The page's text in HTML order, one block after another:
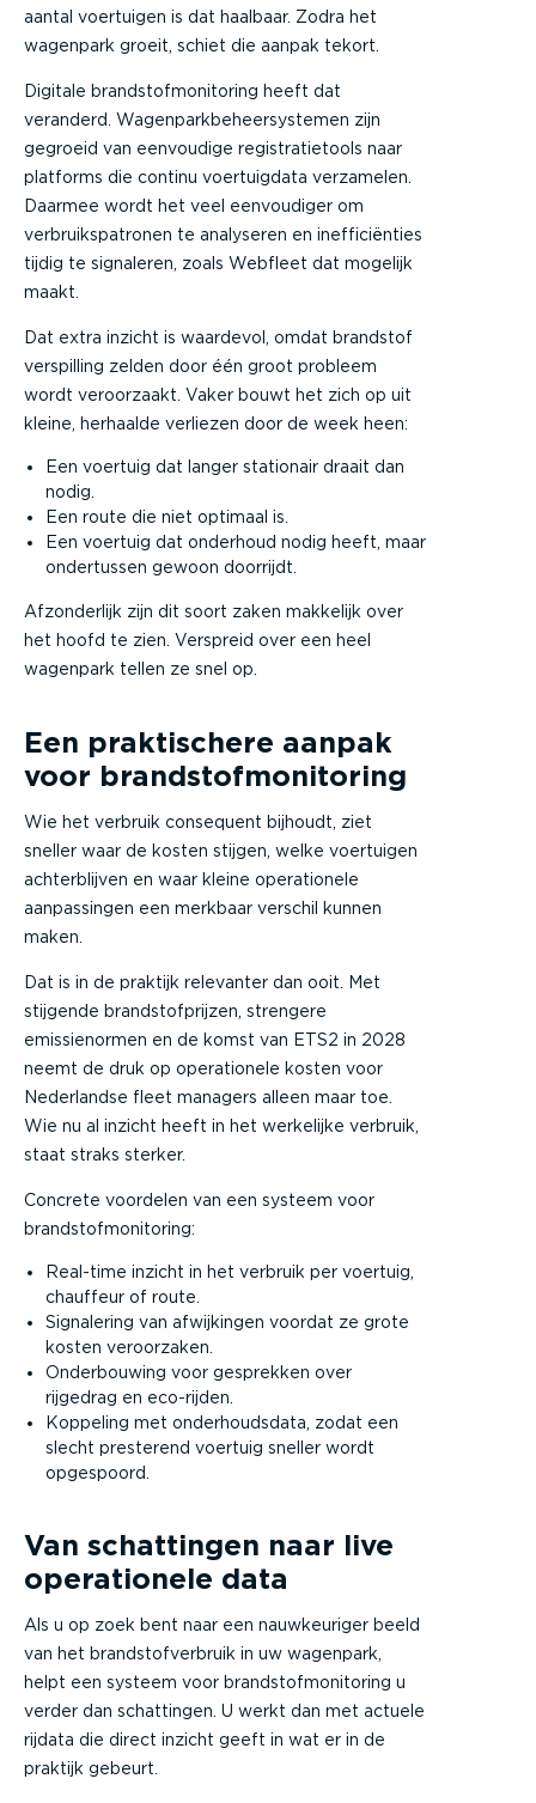
aantal voertuigen is dat haalbaar. Zodra het
wagenpark groeit, schiet die aanpak tekort.
Digitale brandstofmonitoring heeft dat
veranderd. Wagenparkbeheersystemen zijn
gegroeid van eenvoudige registratietools naar
platforms die continu voertuigdata verzamelen.
Daarmee wordt het veel eenvoudiger om
verbruikspatronen te analyseren en inefficiënties
tijdig te signaleren, zoals Webfleet dat mogelijk
maakt.
Dat extra inzicht is waardevol, omdat brandstof
verspilling zelden door één groot probleem
wordt veroorzaakt. Vaker bouwt het zich op uit
kleine, herhaalde verliezen door de week heen:
Een voertuig dat langer stationair draait dan
nodig.
Een route die niet optimaal is.
Een voertuig dat onderhoud nodig heeft, maar
ondertussen gewoon doorrijdt.
Afzonderlijk zijn dit soort zaken makkelijk over
het hoofd te zien. Verspreid over een heel
wagenpark tellen ze snel op.
Een praktischere aanpak
voor brandstofmonitoring
Wie het verbruik consequent bijhoudt, ziet
sneller waar de kosten stijgen, welke voertuigen
achterblijven en waar kleine operationele
aanpassingen een merkbaar verschil kunnen
maken.
Dat is in de praktijk relevanter dan ooit. Met
stijgende brandstofprijzen, strengere
emissienormen en de komst van ETS2 in 2028
neemt de druk op operationele kosten voor
Nederlandse fleet managers alleen maar toe.
Wie nu al inzicht heeft in het werkelijke verbruik,
staat straks sterker.
Concrete voordelen van een systeem voor
brandstofmonitoring:
Real-time inzicht in het verbruik per voertuig,
chauffeur of route.
Signalering van afwijkingen voordat ze grote
kosten veroorzaken.
Onderbouwing voor gesprekken over
rijgedrag en eco-rijden.
Koppeling met onderhoudsdata, zodat een
slecht presterend voertuig sneller wordt
opgespoord.
Van schattingen naar live
operationele data
Als u op zoek bent naar een nauwkeuriger beeld
van het brandstofverbruik in uw wagenpark,
helpt een systeem voor brandstofmonitoring u
verder dan schattingen. U werkt dan met actuele
rijdata die direct inzicht geeft in wat er in de
praktijk gebeurt.